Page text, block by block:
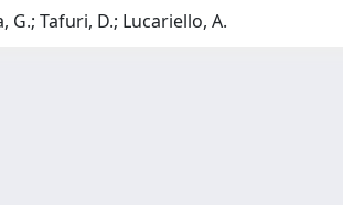
G.; Tafuri, D.; Lucariello, A.